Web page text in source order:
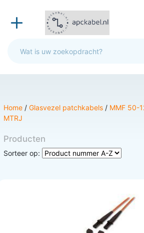
Home / Glasvezel patchkabels / MMF 50-
MTRJ
Producten
Sorteer op: